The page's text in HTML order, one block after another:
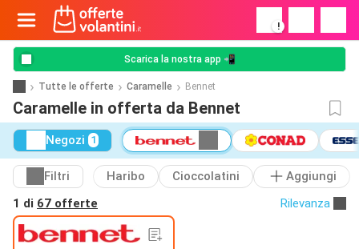
!
Scarica la nostra app 📲
Tutte le offerte Caramelle Bennet
Caramelle in offerta da Bennet
Negozi 1
Filtri Haribo Cioccolatini
Aggiungi
1 di 67 offerte Rilevanza